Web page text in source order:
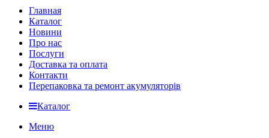
Главная
Каталог
Новини
Про нас
Послуги
Доставка та оплата
Контакти
Перепаковка та ремонт акумуляторів
Каталог
Меню